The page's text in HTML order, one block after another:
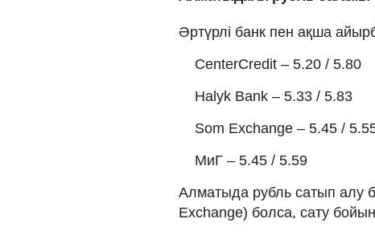
Әртүрлі банк пен ақша
CenterCredit – 5.20 / 5.80
Halyk Bank – 5.33 / 5.83
Som Exchange – 5.45 /
МиГ – 5.45 / 5.59
Алматыда рубль сатып алу
Exchange) болса, сату